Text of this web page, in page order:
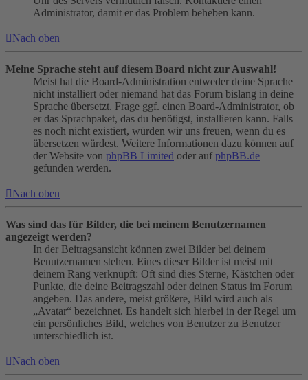
Administrator, damit er das Problem beheben kann.
Nach oben
Meine Sprache steht auf diesem Board nicht zur Auswahl!
Meist hat die Board-Administration entweder deine Sprache
nicht installiert oder niemand hat das Forum bislang in deine
Sprache übersetzt. Frage ggf. einen Board-Administrator, ob
er das Sprachpaket, das du benötigst, installieren kann. Falls
es noch nicht existiert, würden wir uns freuen, wenn du es
übersetzen würdest. Weitere Informationen dazu können auf
der Website von phpBB Limited oder auf phpBB.de
gefunden werden.
Nach oben
Was sind das für Bilder, die bei meinem Benutzernamen
angezeigt werden?
In der Beitragsansicht können zwei Bilder bei deinem
Benutzernamen stehen. Eines dieser Bilder ist meist mit
deinem Rang verknüpft: Oft sind dies Sterne, Kästchen oder
Punkte, die deine Beitragszahl oder deinen Status im Forum
angeben. Das andere, meist größere, Bild wird auch als
„Avatar“ bezeichnet. Es handelt sich hierbei in der Regel um
ein persönliches Bild, welches von Benutzer zu Benutzer
unterschiedlich ist.
Nach oben